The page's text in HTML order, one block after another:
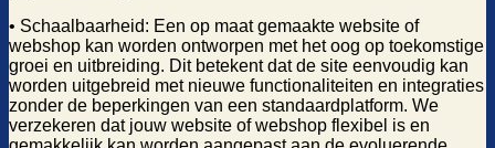
• Schaalbaarheid: Een op maat gemaakte website of
webshop kan worden ontworpen met het oog op toekomstige
groei en uitbreiding. Dit betekent dat de site eenvoudig kan
worden uitgebreid met nieuwe functionaliteiten en integraties
zonder de beperkingen van een standaardplatform. We
verzekeren dat jouw website of webshop flexibel is en